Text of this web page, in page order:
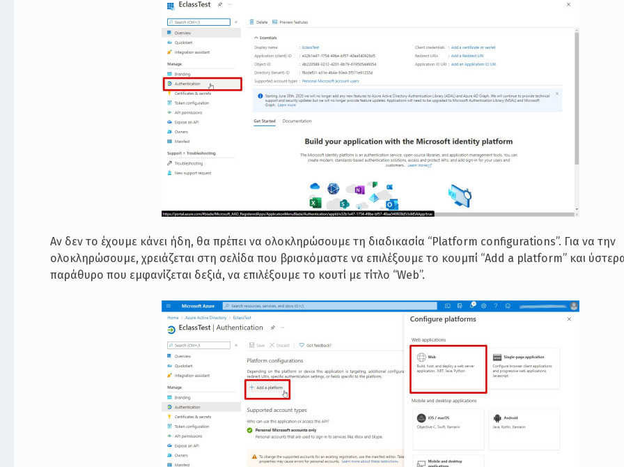
Αν δεν το έχουμε κάνει ήδη, θα πρέπει να ολοκληρώσουμε τη διαδικασία “Platform configurations”. Για να την
ολοκληρώσουμε, χρειάζεται στη σελίδα που βρισκόμαστε να επιλέξουμε το κουμπί “Add a platform” και
παράθυρο που εμφανίζεται δεξιά, να επιλέξουμε το κουτί με τίτλο “Web”.